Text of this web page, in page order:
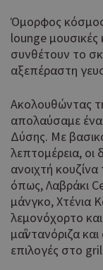
Όμορφος
lounge μουσικές
συνθέτουν το
αξεπέραστη
Ακολουθώντας
απολαύσαμε
Δύσης. Με
λεπτομέρεια, οι
ανοιχτή
όπως, Λαβράκι
μάνγκο, Χτένια
λεμονόχορτο
μαἳντανόριζα
επιλογές στο